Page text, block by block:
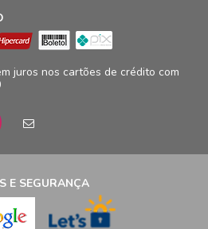
juros nos cartões de crédito com
E SEGURANÇA